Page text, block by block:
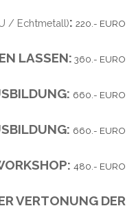
/ Echtmetall): 220.- EURO
LASSEN: 360.- EURO
660.- EURO
660.- EURO
480.- EURO
VERTONUNG DER